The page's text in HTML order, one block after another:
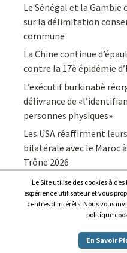
Le Sénégal et la
sur la délimitation
commune
La Chine continue
contre la 17è épidémie
L’exécutif burkinabè
délivrance de
personnes physiques»
Les USA réaffirment
bilatérale avec le Maroc
Trône 2026
Afrique7,
Proudly powered by WordPress
Le Site utilise des cookies à
expérience utilisateur et vous
centres d’intérêts. Nous vous
politique
En Savoir